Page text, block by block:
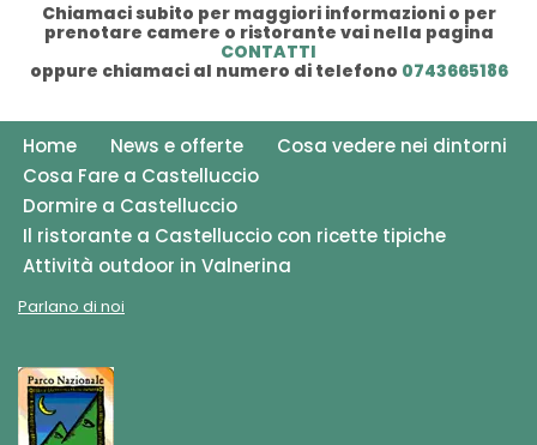
Chiamaci subito per maggiori informazioni o per
prenotare camere o ristorante vai nella pagina
CONTATTI
oppure chiamaci al numero di telefono 0743665186
Home News e offerte
Cosa vedere nei dintorni
Cosa Fare a Castelluccio
Dormire a Castelluccio
Il ristorante a Castelluccio con ricette tipiche
Attività outdoor in Valnerina
Parlano di noi